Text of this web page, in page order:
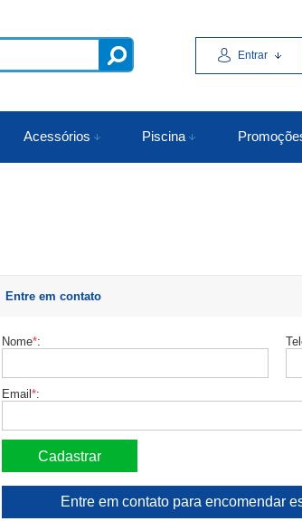
Entrar
Acessórios Piscina
Entre em contato
Nome*:
Email *:
Entre em contato para encomendar